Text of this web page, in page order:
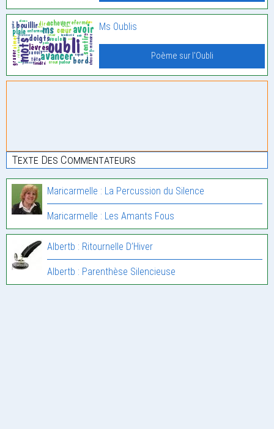
Ms Oublis
Poème sur l'Oubli
Texte Des Commentateurs
Maricarmelle : La Percussion du Silence
Maricarmelle : Les Amants Fous
Albertb : Ritournelle D’Hiver
Albertb : Parenthèse Silencieuse